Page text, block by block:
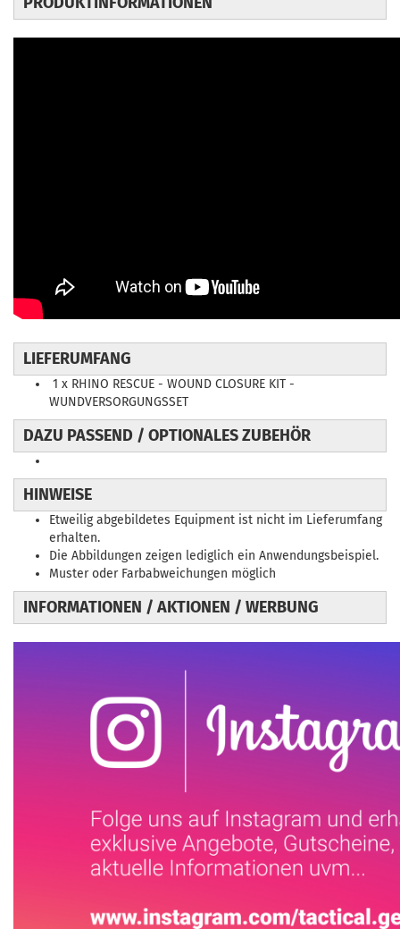
LIEFERUMFANG
1 x RHINO RESCUE - WOUND CLOSURE KIT -
WUNDVERSORGUNGSSET
DAZU PASSEND / OPTIONALES ZUBEHÖR
HINWEISE
Etweilig abgebildetes Equipment ist nicht im Lieferumfang
erhalten.
Die Abbildungen zeigen lediglich ein Anwendungsbeispiel.
Muster oder Farbabweichungen möglich
INFORMATIONEN / AKTIONEN / WERBUNG